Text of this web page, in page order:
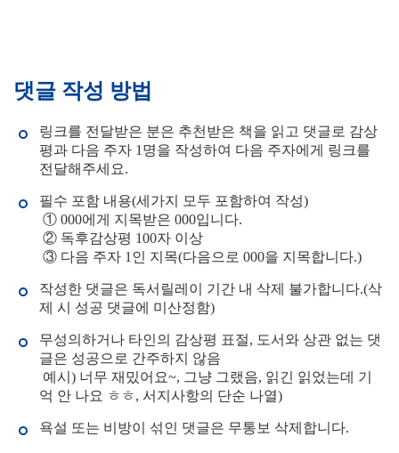
댓글 작성 방법
링크를 전달받은 분은 추천받은 책을 읽고 댓글로 감상
평과 다음 주자 1명을 작성하여 다음 주자에게 링크를
전달해주세요.
필수 포함 내용(세가지 모두 포함하여 작성)
① 000에게 지목받은 000입니다.
② 독후감상평 100자 이상
③ 다음 주자 1인 지목(다음으로 000을 지목합니다.)
작성한 댓글은 독서릴레이 기간 내 삭제 불가합니다.(삭
제 시 성공 댓글에 미산정함)
무성의하거나 타인의 감상평 표절, 도서와 상관 없는 댓
글은 성공으로 간주하지 않음
예시) 너무 재밌어요~, 그냥 그랬음, 읽긴 읽었는데 기
억 안 나요 ㅎㅎ, 서지사항의 단순 나열)
욕설 또는 비방이 섞인 댓글은 무통보 삭제합니다.